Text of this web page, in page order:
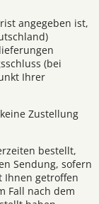
angegeben ist,
(bei
Ihrer
Zustellung
bestellt,
Sendung, sofern
Ihnen getroffen
Fall nach dem